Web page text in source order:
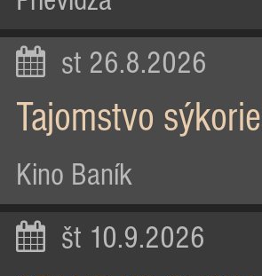
st 26.8.2026
Tajomstvo
Kino Baník
št 10.9.2026